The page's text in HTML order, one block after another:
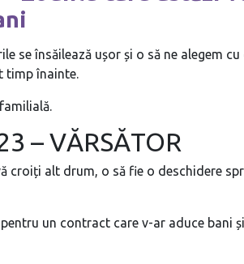
se însăilează ușor și o să ne alegem
timp înainte.
– VĂRSĂTOR
croiți alt drum, o să fie o deschidere
un contract care v-ar aduce bani